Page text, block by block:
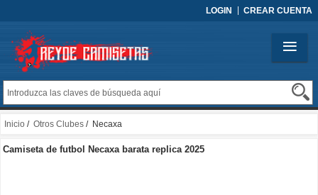
LOGIN CREAR CUENTA
Inicio / Otros Clubes / Necaxa
Camiseta de futbol Necaxa barata replica 2025